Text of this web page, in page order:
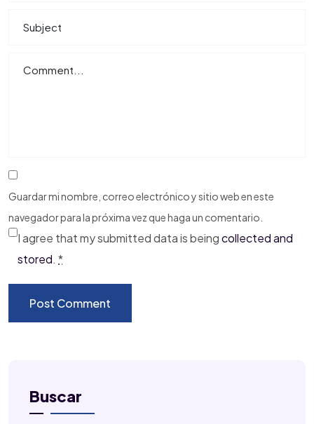
Guardar mi nombre, correo electrónico y sitio web en este
navegador para la próxima vez que haga un comentario.
I agree that my submitted data is beingcollected and
stored. *
Buscar